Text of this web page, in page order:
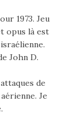
1973. Jeu
opus là est
John D.
de
Je